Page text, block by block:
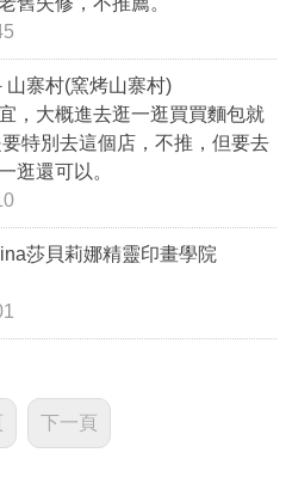
山寨村(窯烤山寨村)
，大概進去逛一逛買買麵包就
特別去這個店，不推，但要去
逛還可以。
莎貝莉娜精靈印畫學院
下一頁